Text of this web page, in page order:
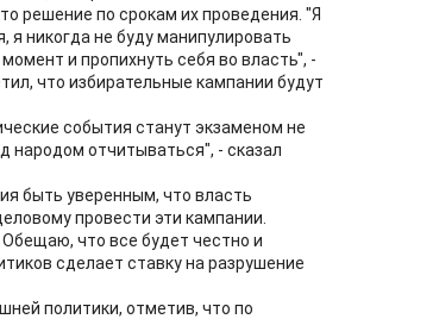
решение по срокам их проведения. "Я
никогда не буду манипулировать
и пропихнуть себя во власть", -
что избирательные кампании будут
события станут экзаменом не
народом отчитываться", - сказал
быть уверенным, что власть
провести эти кампании.
что все будет честно и
сделает ставку на разрушение
политики, отметив, что по